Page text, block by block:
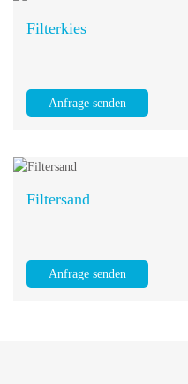
Filterkies
Anfrage senden
Filtersand
Anfrage senden